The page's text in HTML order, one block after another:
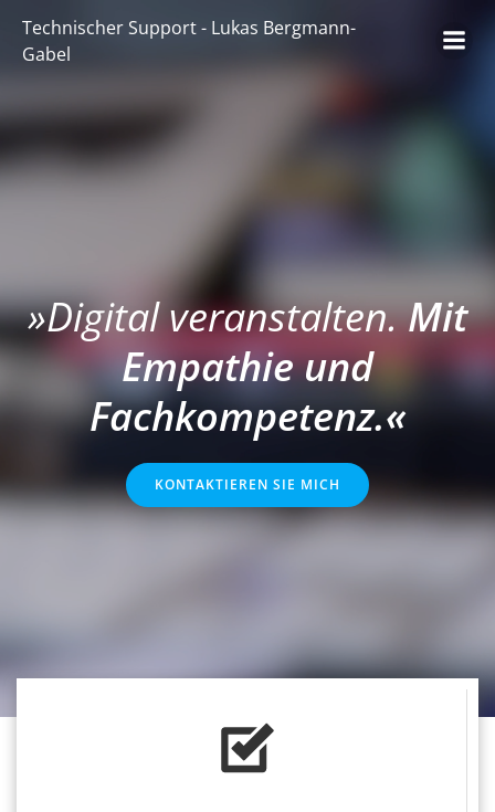
Inhalt
springen
Technischer Support - Lukas Bergmann-
Gabel
»Digital veranstalten.Mit
Empathie und
Fachkompetenz.«
KONTAKTIEREN SIE MICH